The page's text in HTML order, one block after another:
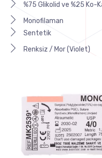
%75 Glikolid ve %25 Ko-
Monofilaman
Sentetik
Renksiz / Mor (Violet)